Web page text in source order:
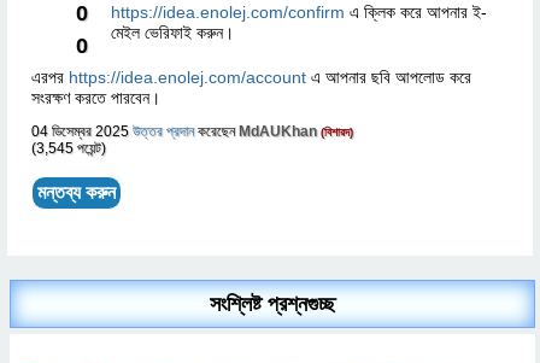
0
0
https://idea.enolej.com/confirm এ ক্লিক করে আপনার ই-
মেইল ভেরিফাই করুন।
এরপর https://idea.enolej.com/account এ আপনার ছবি আপলোড করে
সংরক্ষণ করতে পারবেন।
04 ডিসেম্বর 2025 উত্তর প্রদান করেছেন MdAUKhan (বিশারদ)
(3,545 পয়েন্ট)
সংশ্লিষ্ট প্রশ্নগুচ্ছ